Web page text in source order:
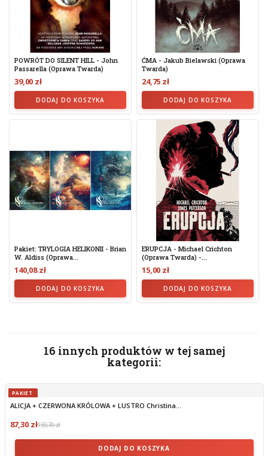
POWRÓT DO SILENT HILL - John
Passarella (oprawa Twarda)
39,00 zł
DODAJ DO KOSZYKA
ĆMA - Jakub Bielawski (oprawa
Twarda)
24,75 zł
DODAJ DO KOSZYKA
Pakiet: TRYLOGIA HELIKONII - Brian
W. Aldiss (oprawa...
140,08 zł
DODAJ DO KOSZYKA
ERUPCJA - Michael Crichton
(oprawa Twarda) -...
15,00 zł
DODAJ DO KOSZYKA
16 innych produktów w tej samej
kategorii:
PAKIET
ALICJA + CZERWONA KRÓLOWA + LUSTRO Christina...
87,30 zł159,70 zł
DODAJ DO KOSZYKA